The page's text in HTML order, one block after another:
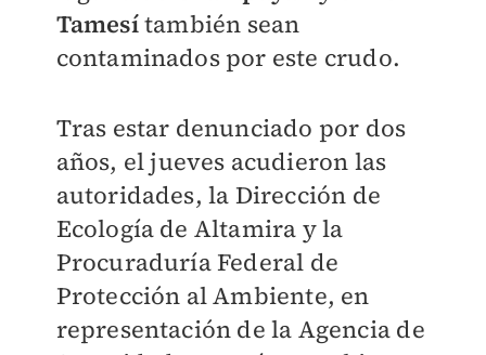
Tamesítambién sean
contaminados por este crudo.
Tras estar denunciado por dos
años, el jueves acudieron las
autoridades, la Dirección de
Ecología de Altamira y la
Procuraduría Federal de
Protección al Ambiente, en
representación de la Agencia de